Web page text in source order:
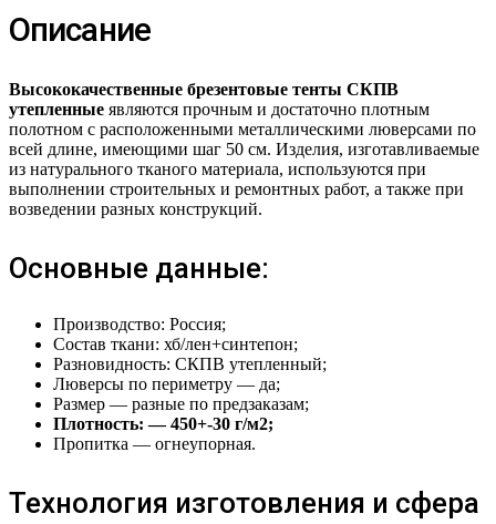
Описание
Высококачественные брезентовые тенты СКПВ
утепленные являются прочным и достаточно плотным
полотном с расположенными металлическими люверсами по
всей длине, имеющими шаг 50 см. Изделия, изготавливаемые
из натурального тканого материала, используются при
выполнении строительных и ремонтных работ, а также при
возведении разных конструкций.
Основные данные:
Производство: Россия;
Состав ткани: хб/лен+синтепон;
Разновидность: СКПВ утепленный;
Люверсы по периметру — да;
Размер — разные по предзаказам;
Плотность: — 450+-30 г/м2;
Пропитка — огнеупорная.
Технология изготовления и сфера